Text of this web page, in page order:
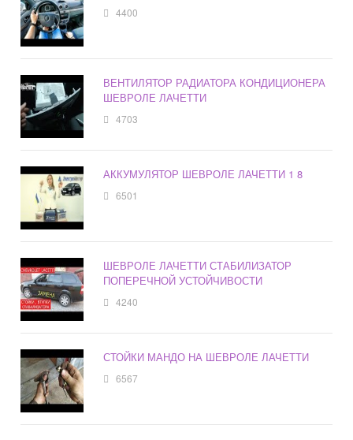
4400
ВЕНТИЛЯТОР РАДИАТОРА КОНДИЦИОНЕРА
ШЕВРОЛЕ ЛАЧЕТТИ
4703
АККУМУЛЯТОР ШЕВРОЛЕ ЛАЧЕТТИ 1 8
6501
ШЕВРОЛЕ ЛАЧЕТТИ СТАБИЛИЗАТОР
ПОПЕРЕЧНОЙ УСТОЙЧИВОСТИ
4240
СТОЙКИ МАНДО НА ШЕВРОЛЕ ЛАЧЕТТИ
6567